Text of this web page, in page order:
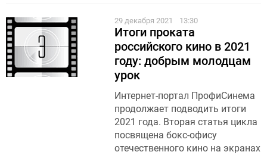
29 декабря 2021 13:30
Итоги проката
российского кино в 2021
году: добрым молодцам
урок
Интернет-портал ПрофиСинема
продолжает подводить итоги
2021 года. Вторая статья цикла
посвящена бокс-офису
отечественного кино на экранах